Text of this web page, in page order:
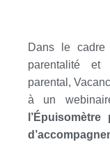
Dans le
parentalité et
parental,
à un